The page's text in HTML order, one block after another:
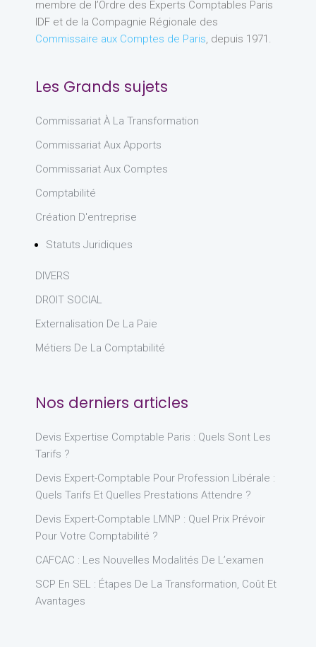
membre de l’Ordre des Experts Comptables Paris
IDF et de la Compagnie Régionale des
Commissaire aux Comptes de Paris, depuis 1971.
Les Grands sujets
Commissariat À La Transformation
Commissariat Aux Apports
Commissariat Aux Comptes
Comptabilité
Création D'entreprise
Statuts Juridiques
DIVERS
DROIT SOCIAL
Externalisation De La Paie
Métiers De La Comptabilité
Nos derniers articles
Devis Expertise Comptable Paris : Quels Sont Les
Tarifs ?
Devis Expert-Comptable Pour Profession Libérale :
Quels Tarifs Et Quelles Prestations Attendre ?
Devis Expert-Comptable LMNP : Quel Prix Prévoir
Pour Votre Comptabilité ?
CAFCAC : Les Nouvelles Modalités De L’examen
SCP En SEL : Étapes De La Transformation, Coût Et
Avantages